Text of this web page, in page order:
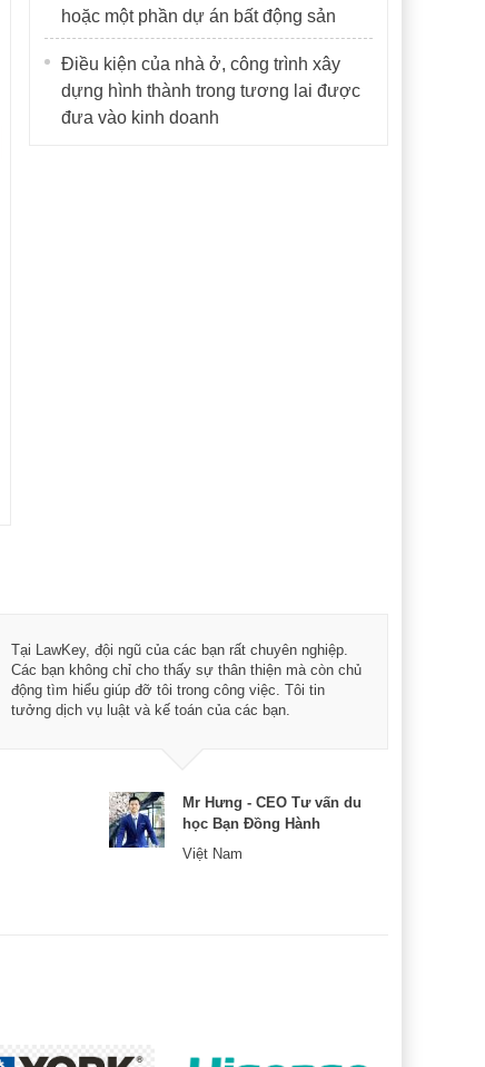
hoặc một phần dự án bất động sản
Điều kiện của nhà ở, công trình xây
dựng hình thành trong tương lai được
đưa vào kinh doanh
Tại LawKey, đội ngũ của các bạn rất chuyên nghiệp.
Các bạn không chỉ cho thấy sự thân thiện mà còn chủ
động tìm hiểu giúp đỡ tôi trong công việc. Tôi tin
tưởng dịch vụ luật và kế toán của các bạn.
Mr Hưng - CEO Tư vấn du
học Bạn Đồng Hành
Việt Nam